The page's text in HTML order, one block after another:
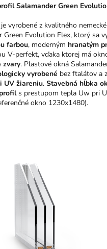
fil Salamander Green
vyrobené z kvalitného
Green Evolution Flex, ktorý sa
farbou, moderným hranatým
V-perfekt, vďaka ktorej má
zvary. Plastové okná
vyrobené bez ftalátov a
UV žiareniu. Stavebná hĺbka
s prestupom tepla Uw pri
okno 1230x1480).